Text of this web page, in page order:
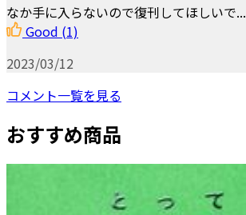
なか手に入らないので復刊してほしいで...
Good (1)
2023/03/12
コメント一覧を見る
おすすめ商品